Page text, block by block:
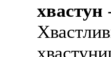
#
#
хвастун